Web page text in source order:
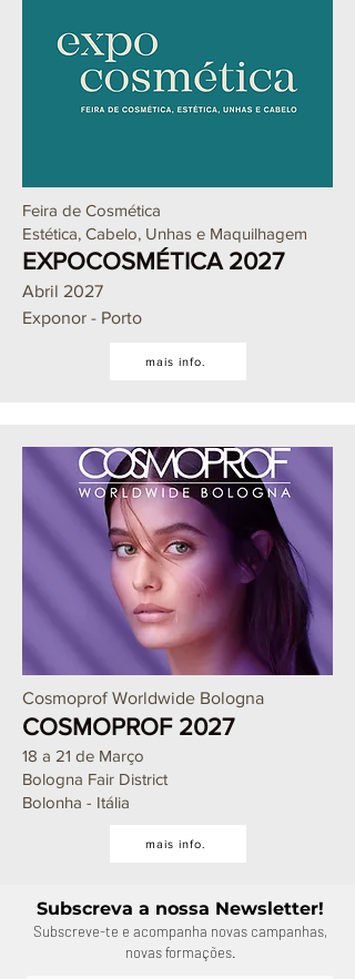
Feira de Cosmética
Estética, Cabelo, Unhas e Maquilhagem
EXPOCOSMÉTICA 2027
Abril 2027
Exponor - Porto
mais info.
Cosmoprof Worldwide Bologna
COSMOPROF 2027
18 a 21 de Março
Bologna Fair District
Bolonha - Itália
mais info.
Subscreva a nossa Newsletter!
Subscreve-te e acompanha novas campanhas,
novas formações.